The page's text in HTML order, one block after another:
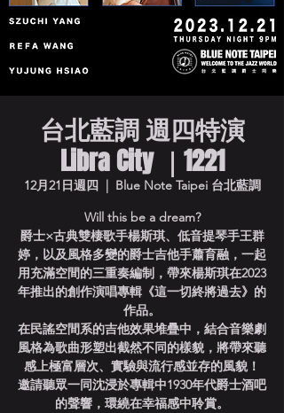
台北藍調 週四特演
Libra City ｜1221
12月21日週四
  |
Blue Note Taipei 台北藍調
Will this be a dream?
爵士×古典雙棲歌手楊斯琪、低音提琴手王群
婷，以及風格多變的爵士吉他手蕭育融，一起
用充滿空間的三重奏編制，帶來楊斯琪在2023
年推出的創作演唱專輯《這一切終將過去》的
作品。
在⺠謠空間系的吉他效果堆疊中，結合音樂劇
風格為歌曲形塑出截然不同的樣貌，將帶來聽
感上極富層次、實驗與流行感並存的風貌！
邀請聽眾一同沈浸於專輯中1930年代爵士酒吧
的聲響，環繞在幸福感中聆賞。